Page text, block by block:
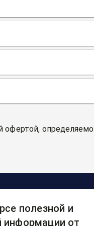
офертой,
полезной и
информации от